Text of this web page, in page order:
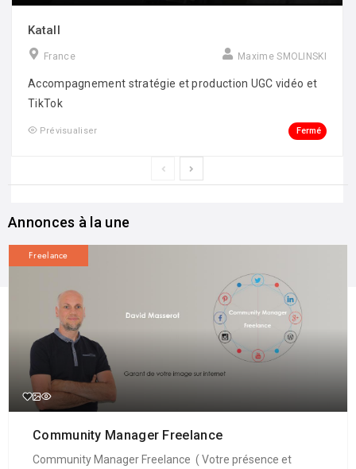
Katall
France Maxime SMOLINSKI
Accompagnement stratégie et production UGC vidéo et
TikTok
Prévisualiser Fermé
Annonces à la une
Freelance
Community Manager Freelance
Community Manager Freelance ( Votre présence et